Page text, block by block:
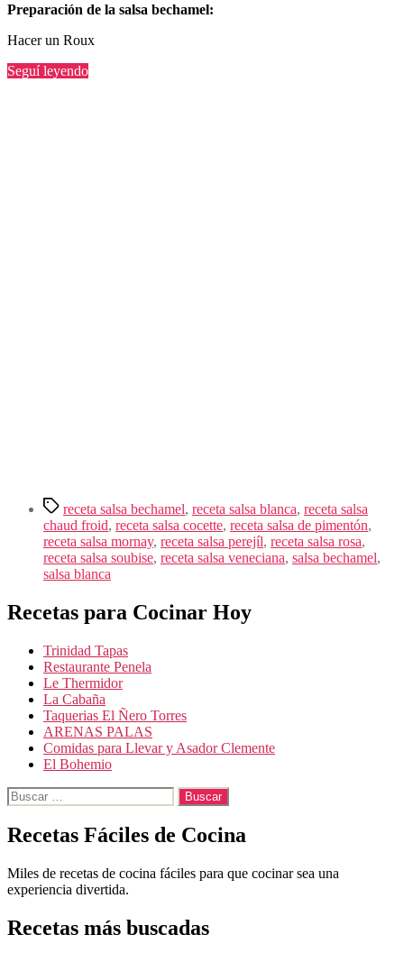
Preparación de la salsa bechamel:
Hacer un Roux
Seguí leyendo“Receta
Etiquetas
receta salsa bechamel, receta salsa blanca, receta salsa
chaud froid, receta salsa cocette, receta salsa de pimentón,
receta salsa mornay, receta salsa perejíl, receta salsa rosa,
receta salsa soubise, receta salsa veneciana, salsa bechamel,
salsa blanca
Recetas para Cocinar Hoy
Trinidad Tapas
Restaurante Penela
Le Thermidor
La Cabaña
Taquerias El Ñero Torres
ARENAS PALAS
Comidas para Llevar y Asador Clemente
El Bohemio
Buscar:
Recetas Fáciles de Cocina
Miles de recetas de cocina fáciles para que cocinar sea una
experiencia divertida.
Recetas más buscadas